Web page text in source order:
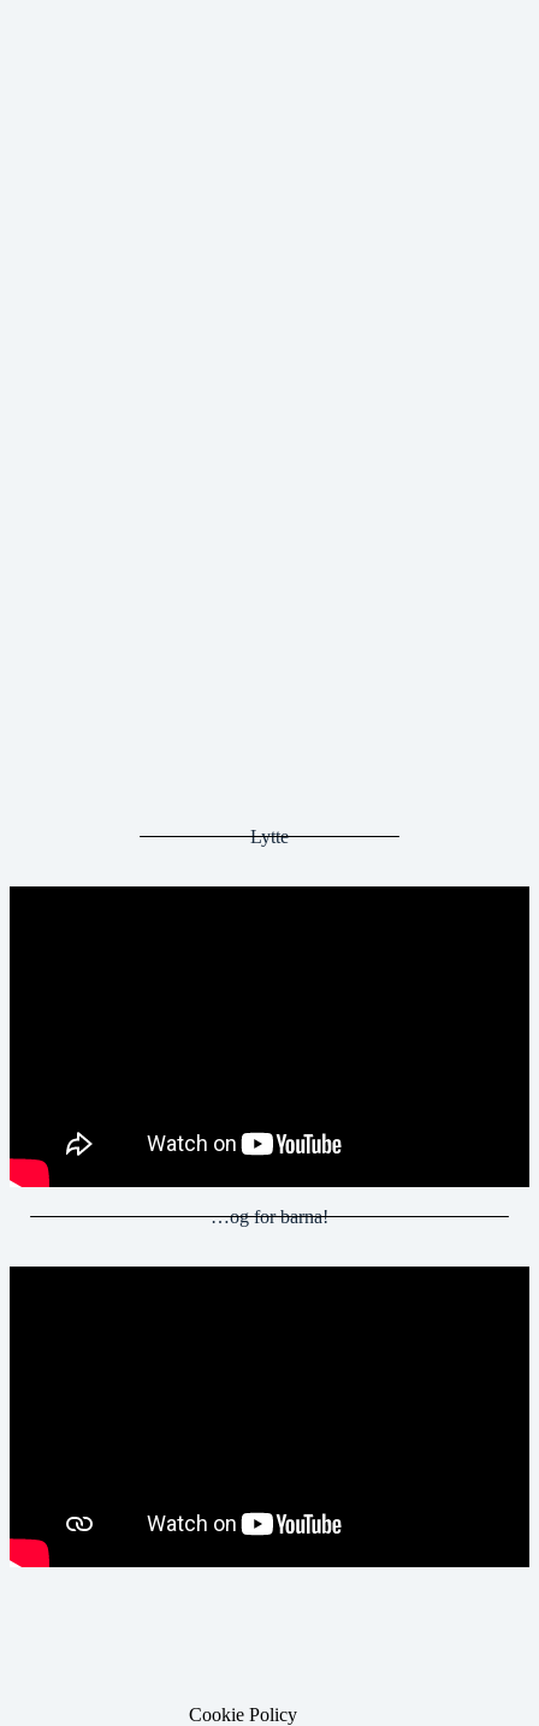
Lytte
…og for barna!
Cookie Policy